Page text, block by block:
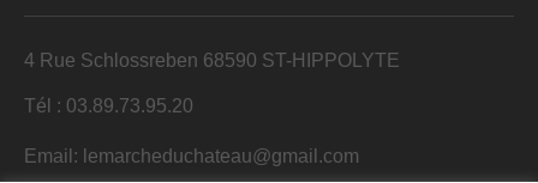
4 Rue Schlossreben 68590 ST-HIPPOLYTE
Tél : 03.89.73.95.20
Email: lemarcheduchateau@gmail.com